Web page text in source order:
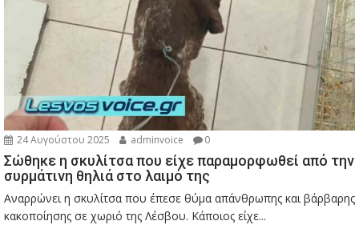
24 Αυγούστου 2025 adminvoice 0
Σώθηκε η σκυλίτσα που είχε παραμορφωθεί από την
συρμάτινη θηλιά στο λαιμό της
Αναρρώνει η σκυλίτσα που έπεσε θύμα απάνθρωπης και βάρβαρης
κακοποίησης σε χωριό της Λέσβου. Κάποιος είχε...